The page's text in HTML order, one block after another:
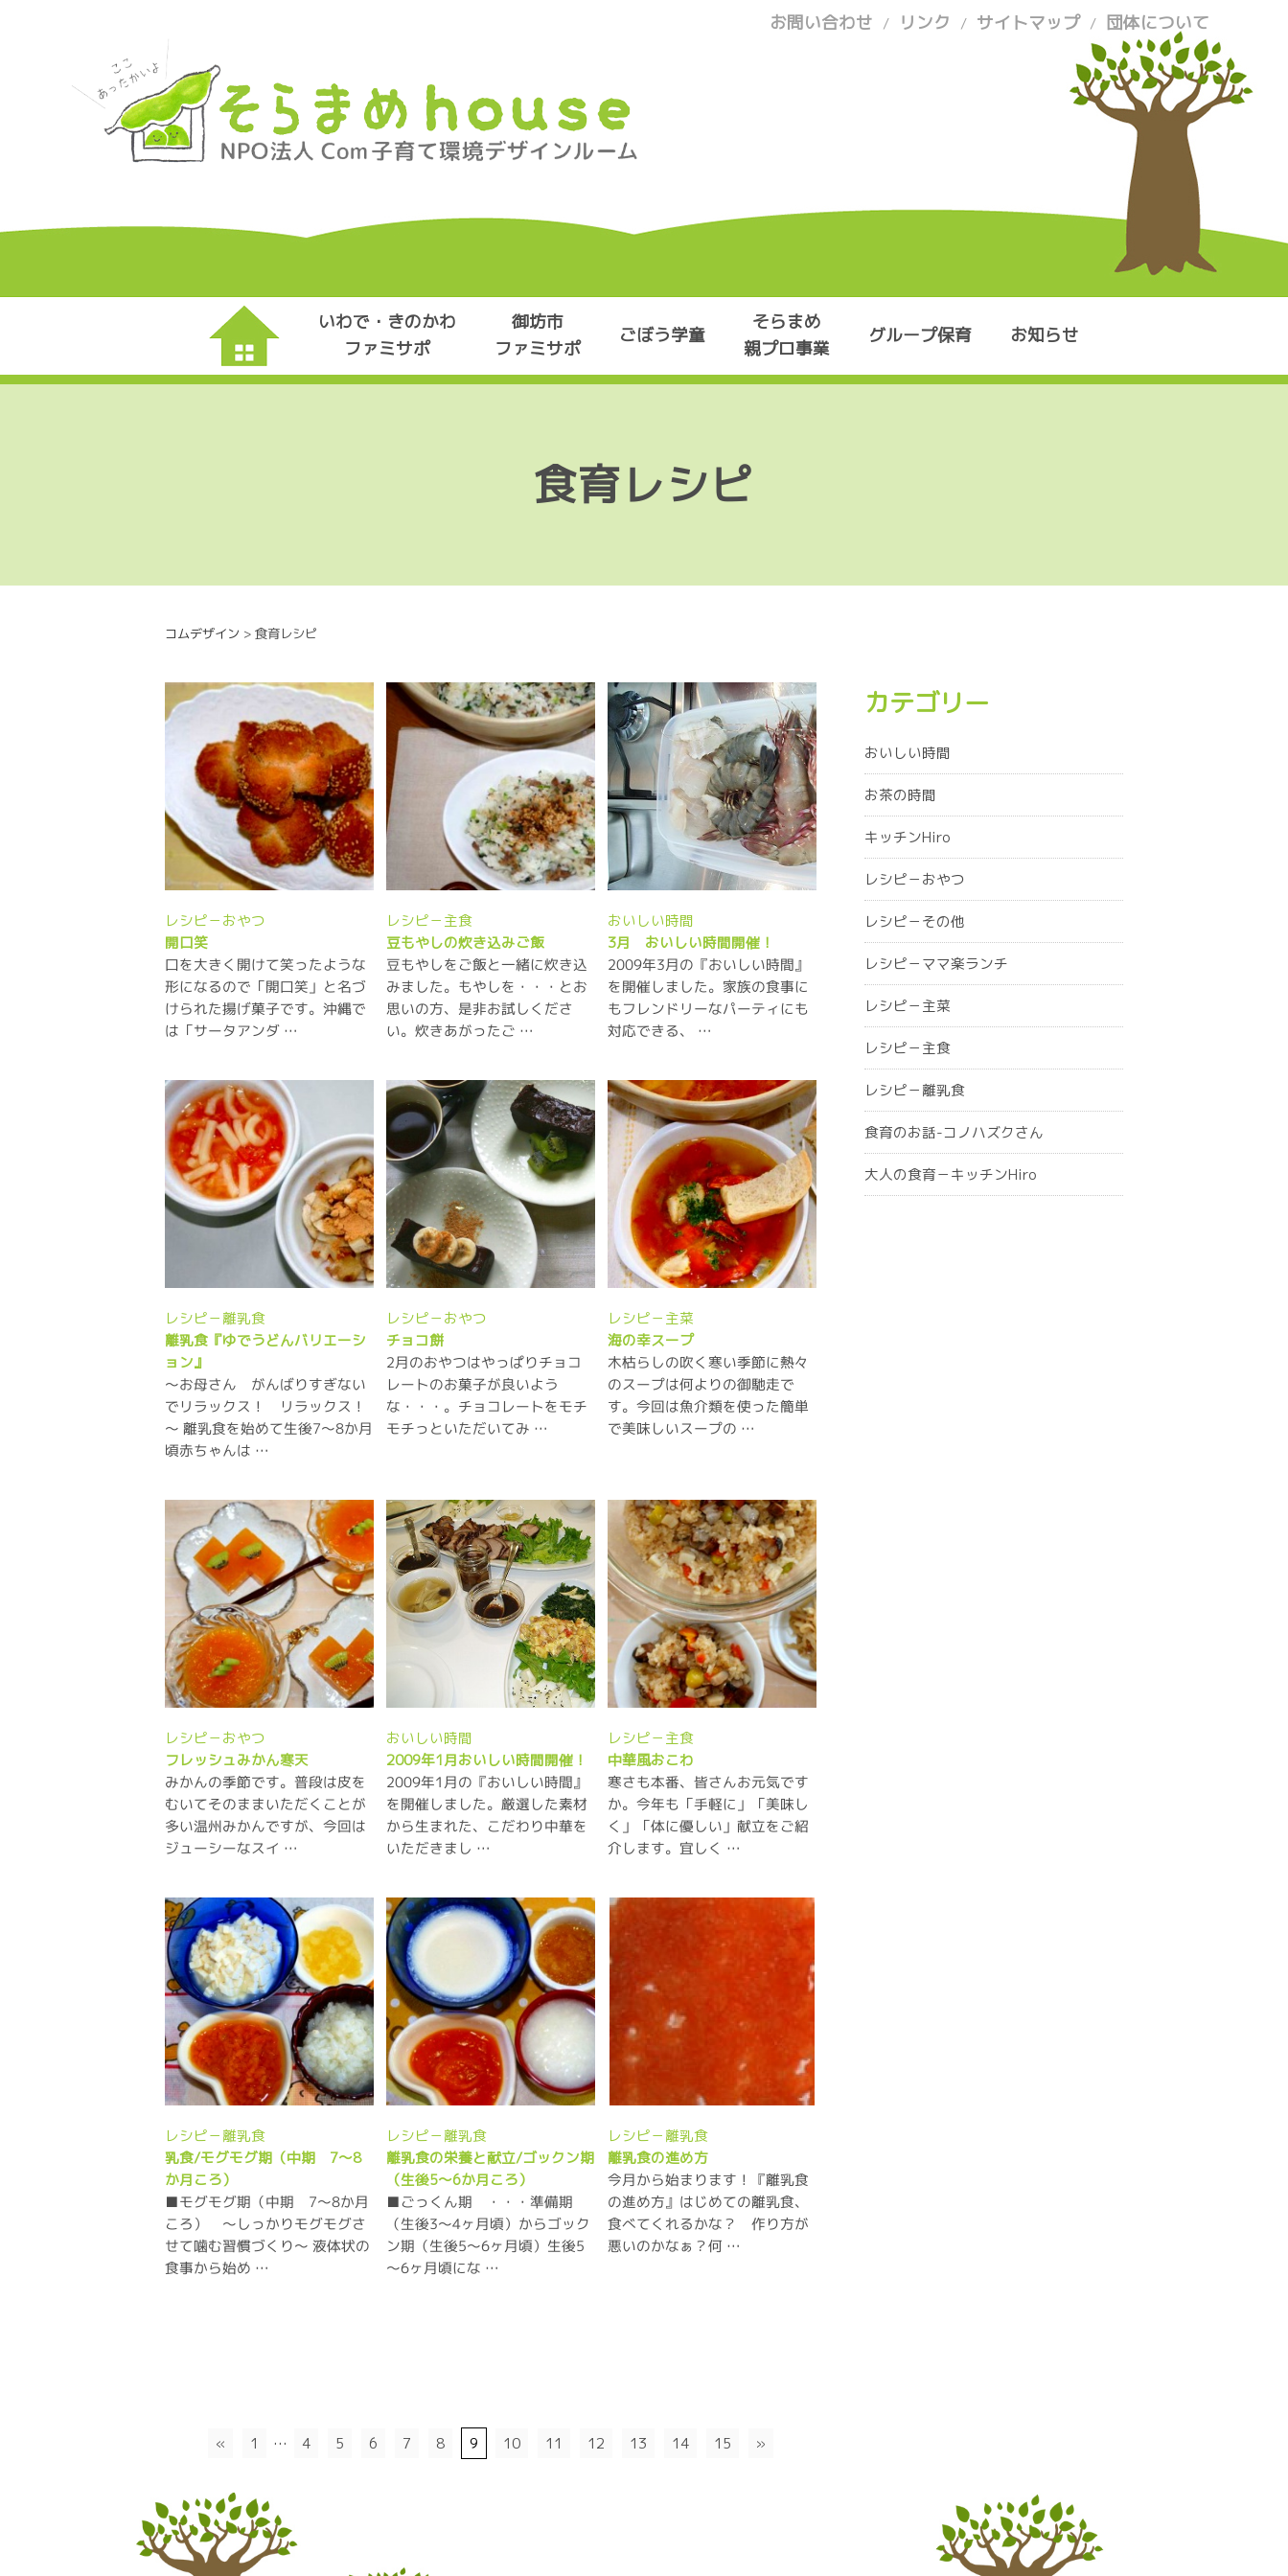
お問い合わせ / リンク / サイトマップ / 団体について
いわで・きのかわ
ファミサポ
御坊市
ファミサポ
ごぼう学童
そらまめ
親プロ事業
グループ保育 お知らせ
食育レシピ
コムデザイン > 食育レシピ
レシピ－おやつ
開口笑
口を大きく開けて笑ったような
形になるので「開口笑」と名づ
けられた揚げ菓子です。沖縄で
は「サータアンダ …
レシピ－主食
豆もやしの炊き込みご飯
豆もやしをご飯と一緒に炊き込
みました。もやしを・・・とお
思いの方、是非お試しくださ
い。炊きあがったご …
おいしい時間
3月 おいしい時間開催！
2009年3月の『おいしい時間』
を開催しました。家族の食事に
もフレンドリーなパーティにも
対応できる、 …
レシピ－離乳食
離乳食『ゆでうどんバリエーシ
ョン』
～お母さん がんばりすぎない
でリラックス！ リラックス！
～ 離乳食を始めて生後7～8か月
頃赤ちゃんは …
レシピ－おやつ
チョコ餅
2月のおやつはやっぱりチョコ
レートのお菓子が良いよう
な・・・。チョコレートをモチ
モチっといただいてみ …
レシピ－主菜
海の幸スープ
木枯らしの吹く寒い季節に熱々
のスープは何よりの御馳走で
す。今回は魚介類を使った簡単
で美味しいスープの …
レシピ－おやつ
フレッシュみかん寒天
みかんの季節です。普段は皮を
むいてそのままいただくことが
多い温州みかんですが、今回は
ジューシーなスイ …
おいしい時間
2009年1月おいしい時間開催！
2009年1月の『おいしい時間』
を開催しました。厳選した素材
から生まれた、こだわり中華を
いただきまし …
レシピ－主食
中華風おこわ
寒さも本番、皆さんお元気です
か。今年も「手軽に」「美味し
く」「体に優しい」献立をご紹
介します。宜しく …
レシピ－離乳食
乳食/モグモグ期（中期 7～8
か月ころ）
■モグモグ期（中期 7～8か月
ころ） ～しっかりモグモグさ
せて噛む習慣づくり～ 液体状の
食事から始め …
レシピ－離乳食
離乳食の栄養と献立/ゴックン期
（生後5～6か月ころ）
■ごっくん期 ・・・準備期
（生後3～4ヶ月頃）からゴック
ン期（生後5～6ヶ月頃）生後5
～6ヶ月頃にな …
レシピ－離乳食
離乳食の進め方
今月から始まります！『離乳食
の進め方』はじめての離乳食、
食べてくれるかな？ 作り方が
悪いのかなぁ？何 …
« 1 … 4 5 6 7 8 9 10 11 12 13 14 15 »
カテゴリー
おいしい時間
お茶の時間
キッチンHiro
レシピ－おやつ
レシピ－その他
レシピ－ママ楽ランチ
レシピ－主菜
レシピ－主食
レシピ－離乳食
食育のお話-コノハズクさん
大人の食育－キッチンHiro